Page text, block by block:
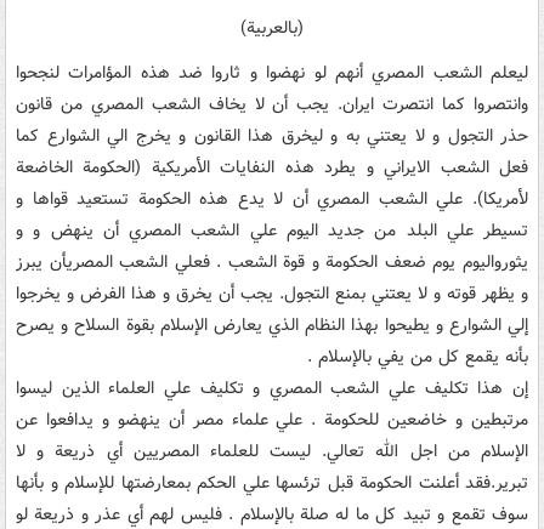
(بالعربية)
ليعلم الشعب المصري أنهم لو نهضوا و ثاروا ضد هذه المؤامرات لنجحوا
وانتصروا کما انتصرت ايران. يجب أن لا يخاف الشعب المصري من قانون
حذر التجول و لا يعتني به و ليخرق هذا القانون و يخرج الي الشوارع کما
فعل الشعب الايراني و يطرد هذه النفايات الأمريکية (الحکومة الخاضعة
لأمريکا). علي الشعب المصري أن لا يدع هذه الحکومة تستعيد قواها و
تسيطر علي البلد من جديد اليوم علي الشعب المصري أن ينهض و و
يثورواليوم يوم ضعف الحکومة و قوة الشعب . فعلي الشعب المصريأن يبرز
و يظهر قوته و لا يعتني بمنع التجول. يجب أن يخرق و هذا الفرض و يخرجوا
إلي الشوارع و يطيحوا بهذا النظام الذي يعارض الإسلام بقوة السلاح و يصرح
بأنه يقمع کل من يفي بالإسلام .
إن هذا تکليف علي الشعب المصري و تکليف علي العلماء الذين ليسوا
مرتبطين و خاضعين للحکومة . علي علماء مصر أن ينهضو و يدافعوا عن
الإسلام من اجل الله تعالي. ليست للعلماء المصريين أي ذريعة و لا
تبرير.فقد أعلنت الحکومة قبل ترئسها علي الحکم بمعارضتها للإسلام و بأنها
سوف تقمع و تبيد کل ما له صلة بالإسلام . فليس لهم أي عذر و ذريعة لو